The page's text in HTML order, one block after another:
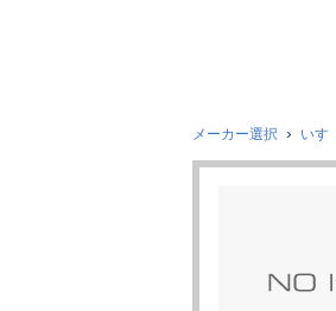
メーカー選択 いすゞ